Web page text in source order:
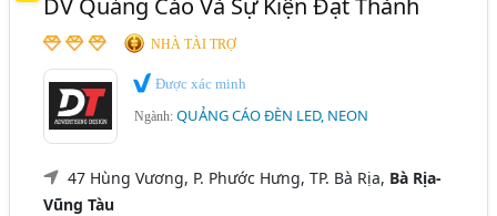
Quảng Trị
Thái Nguyên
Thừa Thiên Huế
TP. Cần Thơ
Đắk Lắk
Bạc Liêu Bắc Giang
Bình Định
Kiên Giang
NHÀ TÀI TRỢ
Được xác minh
Ngành:QUẢNG CÁO ĐÈN LED, NEON
47 Hùng Vương, P. Phước Hưng, TP. Bà Rịa, Bà Rịa-
Vũng Tàu